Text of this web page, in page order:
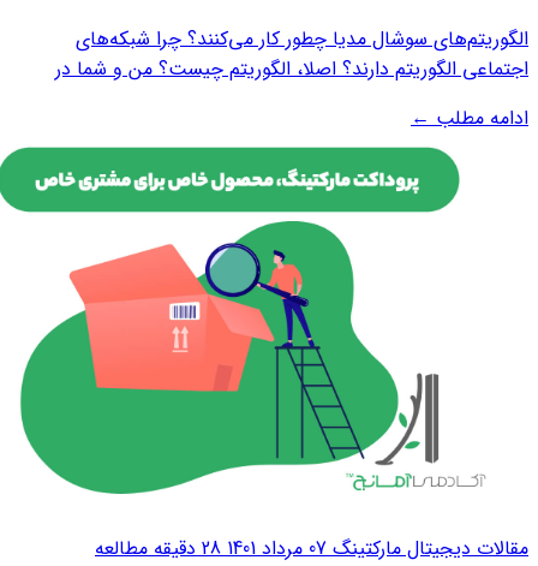
الگوریتم‌های سوشال مدیا چطور کار می‌کنند؟ چرا شبکه‌‌های
اجتماعی الگوریتم دارند؟ اصلا،‌ الگوریتم چیست؟ من و شما در
دوستان مشترک زیادی داشته باشیم و تقریبا هر کسی را که من در
اینستاگرام فالو کردم شما هم...
ادامه مطلب←
مقالات دیجیتال مارکتینگ 07 مرداد 1401 28 دقیقه مطالعه